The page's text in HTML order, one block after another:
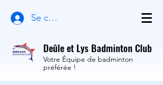
Se connecter
Deûle et Lys Badminton Club
Votre Équipe de badminton
préférée !